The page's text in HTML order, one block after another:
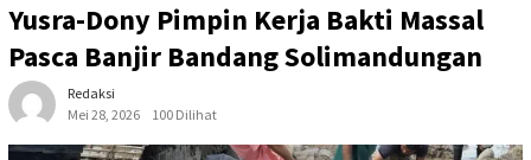
Yusra-Dony Pimpin Kerja Bakti Massal
Pasca Banjir Bandang Solimandungan
Redaksi
Mei 28, 2026
100 Dilihat